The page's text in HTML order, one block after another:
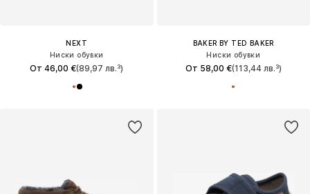
NEXT
Ниски обувки
От 46,00 €(89,97 лв.³)
BAKER BY TED BAKER
Ниски обувки
От 58,00 €(113,44 лв.³)